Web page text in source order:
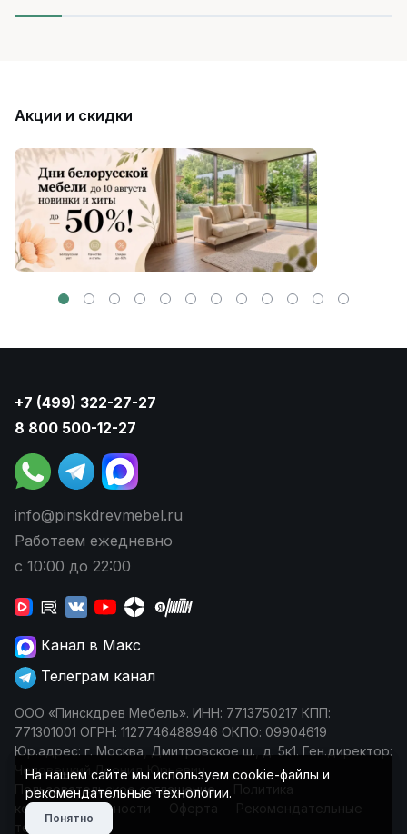
Акции и скидки
+7 (499) 322-27-27
8 800 500-12-27
info@pinskdrevmebel.ru
Работаем ежедневно
с 10:00 до 22:00
Канал в Макс
Телеграм канал
ООО «Пинскдрев Мебель». ИНН: 7713750217 КПП:
771301001 ОГРН: 1127746488946 ОКПО: 09904619
Юр.адрес: г. Москва, Дмитровское ш., д. 5к1. Ген.директор:
Чеповецкий Леонид Юрьевич
Пользовательское соглашение
Политика
конфиденциальности
Оферта
Рекомендательные
технологии
На нашем сайте мы используем cookie-файлы и
рекомендательные технологии.
Понятно